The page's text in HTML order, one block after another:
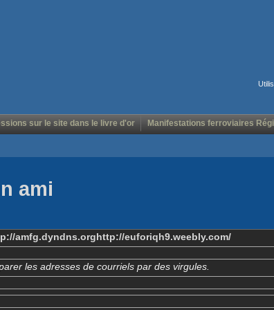
sur le site dans le livre d'or Manifestations ferroviaires
ami
amfg.dyndns.orghttp://euforiqh9.weebly.com/
les adresses de courriels par des virgules.